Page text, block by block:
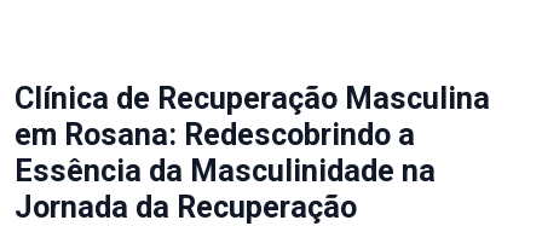
Clínica de Recuperação Masculina
em Rosana: Redescobrindo a
Essência da Masculinidade na
Jornada da Recuperação